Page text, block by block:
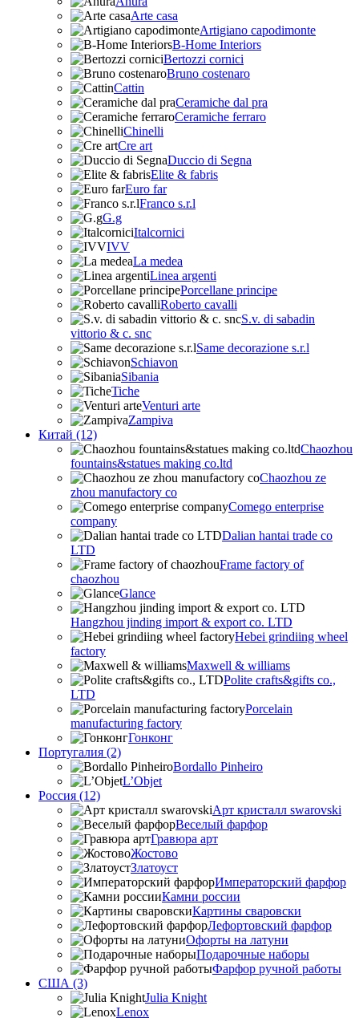
Arte casa
Artigiano capodimonte
B-Home Interiors
Bertozzi cornici
Bruno costenaro
Cattin
Ceramiche dal pra
Ceramiche ferraro
Chinelli
Cre art
Duccio di Segna
Elite & fabris
Euro far
Franco s.r.l
G.g
Italcornici
IVV
La medea
Linea argenti
Porcellane principe
Roberto cavalli
S.v. di sabadin
vittorio & c. snc
Same decorazione s.r.l
Schiavon
Sibania
Tiche
Venturi arte
Zampiva
Китай (12)
Chaozhou
fountains&statues making co.ltd
Chaozhou ze
zhou manufactory co
Comego enterprise
company
Dalian hantai trade co
LTD
Frame factory of
chaozhou
Glance
Hangzhou jinding import & export co. LTD
Hebei grindiing wheel
factory
Maxwell & williams
Polite crafts&gifts co.,
LTD
Porcelain
manufacturing factory
Гонконг
Португалия (2)
Bordallo Pinheiro
L’Objet
Россия (12)
Арт кристалл swarovski
Веселый фарфор
Гравюра арт
Жостово
Златоуст
Императорский фарфор
Камни россии
Картины сваровски
Лефортовский фарфор
Офорты на латуни
Подарочные наборы
Фарфор ручной работы
США (3)
Julia Knight
Lenox